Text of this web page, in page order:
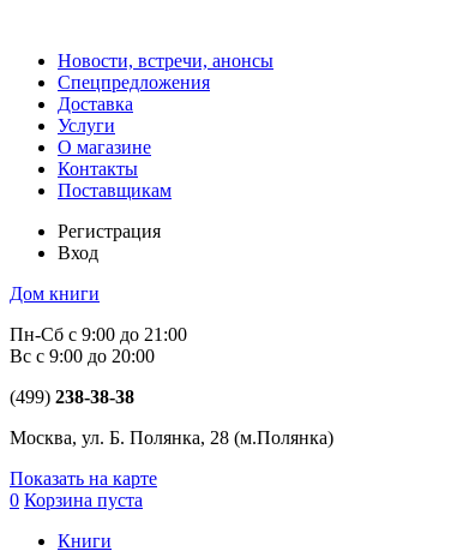
Новости, встречи, анонсы
Спецпредложения
Доставка
Услуги
О магазине
Контакты
Поставщикам
Регистрация
Вход
Дом книги
Пн-Сб с 9:00 до 21:00
Вс с 9:00 до 20:00
(499) 238-38-38
Москва, ул. Б. Полянка, 28 (м.Полянка)
Показать на карте
0 Корзина пуста
Книги